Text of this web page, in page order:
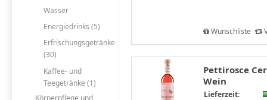
Wasser
Energiedrinks (5)
Erfrischungsgetränke
(30)
Kaffee- und
Teegetränke (1)
Körperpflege und
Wunschliste
Pettirosce
Wein
Lieferzeit: